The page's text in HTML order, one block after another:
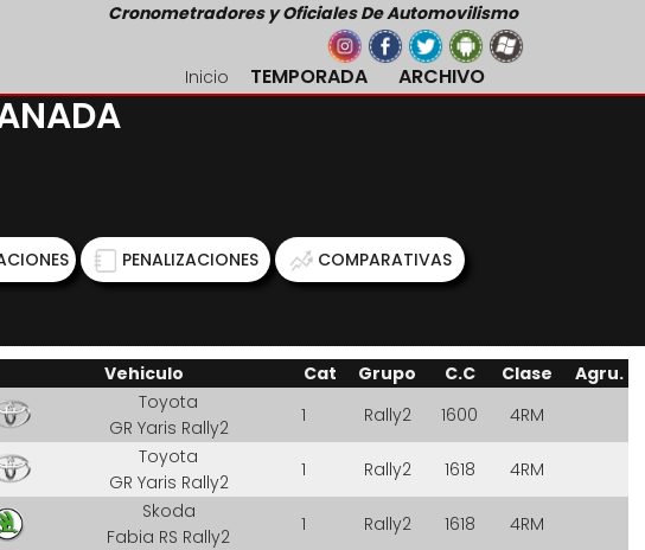
Cronometradores y Oficiales De Automovilismo
Inicio TEMPORADA ARCHIVO
PENALIZACIONES COMPARATIVAS
Vehiculo Cat Grupo C.C Clase Agru.
Toyota
GR Yaris Rally2
1 Rally2 1600 4RM
Toyota
GR Yaris Rally2
1 Rally2 1618 4RM
Skoda
Fabia RS Rally2
1 Rally2 1618 4RM